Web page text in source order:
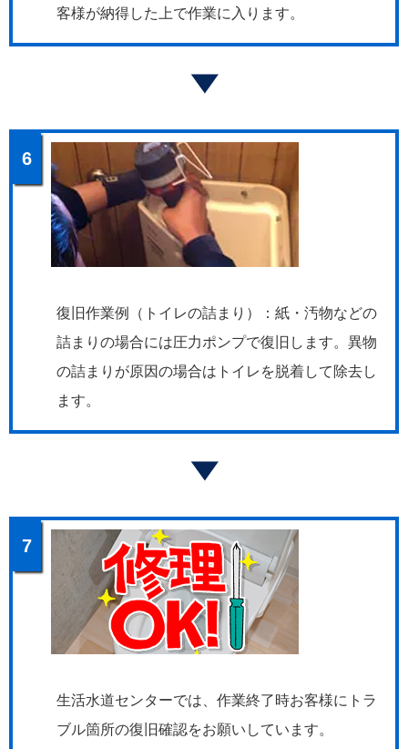
客様が納得した上で作業に入ります。
6
復旧作業例（トイレの詰まり）：紙・汚物などの
詰まりの場合には圧力ポンプで復旧します。異物
の詰まりが原因の場合はトイレを脱着して除去し
ます。
7
生活水道センターでは、作業終了時お客様にトラ
ブル箇所の復旧確認をお願いしています。